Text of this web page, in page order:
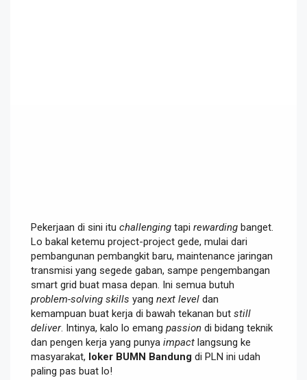
Pekerjaan di sini itu challenging tapi rewarding banget.
Lo bakal ketemu project-project gede, mulai dari
pembangunan pembangkit baru, maintenance jaringan
transmisi yang segede gaban, sampe pengembangan
smart grid buat masa depan. Ini semua butuh
problem-solving skills yang next level dan
kemampuan buat kerja di bawah tekanan but still
deliver. Intinya, kalo lo emang passion di bidang teknik
dan pengen kerja yang punya impact langsung ke
masyarakat, loker BUMN Bandung di PLN ini udah
paling pas buat lo!